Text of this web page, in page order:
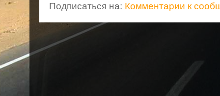
Подписаться на: Комментарии к